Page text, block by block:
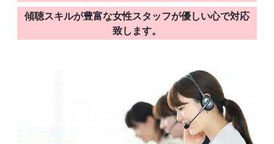
傾聴スキルが豊富な女性スタッフが優しい心で対応
致します。